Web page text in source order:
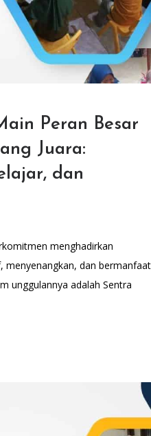
Peran Besar
Juara:
dan
menghadirkan
menyenangkan, dan bermanfaat
unggulannya adalah Sentra